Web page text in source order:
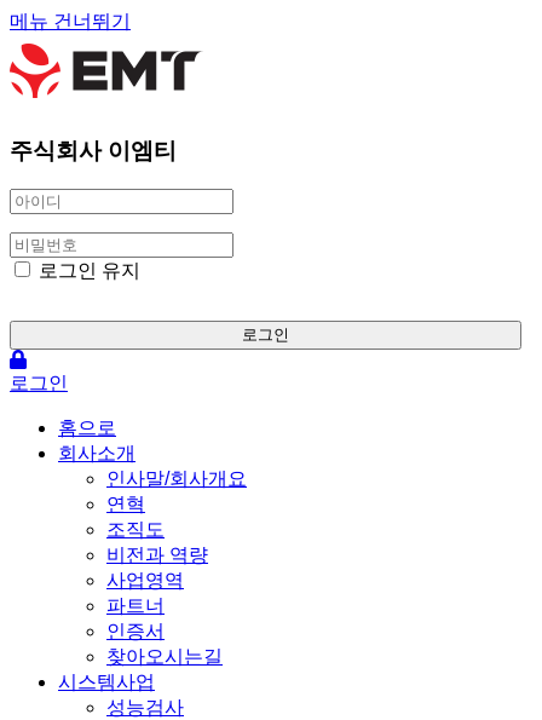
메뉴 건너뛰기
주식회사 이엠티
로그인 유지
로그인
로그인
홈으로
회사소개
인사말/회사개요
연혁
조직도
비전과 역량
사업영역
파트너
인증서
찾아오시는길
시스템사업
성능검사